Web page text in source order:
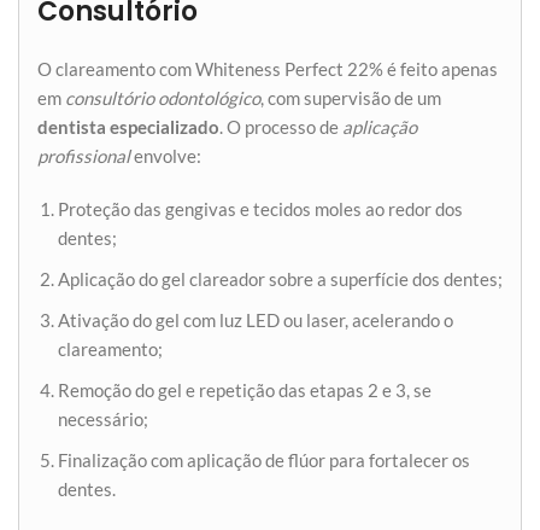
Consultório
O clareamento com Whiteness Perfect 22% é feito apenas
em consultório odontológico, com supervisão de um
dentista especializado. O processo de aplicação
profissionalenvolve:
Proteção das gengivas e tecidos moles ao redor dos
dentes;
Aplicação do gel clareador sobre a superfície dos dentes;
Ativação do gel com luz LED ou laser, acelerando o
clareamento;
Remoção do gel e repetição das etapas 2 e 3, se
necessário;
Finalização com aplicação de flúor para fortalecer os
dentes.